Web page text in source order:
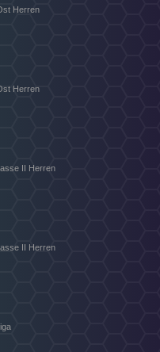
Herren
Herren
II Herren
II Herren